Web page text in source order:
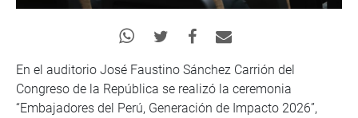
En el auditorio José Faustino Sánchez Carrión del
Congreso de la República se realizó la ceremonia
“Embajadores del Perú, Generación de Impacto 2026”,